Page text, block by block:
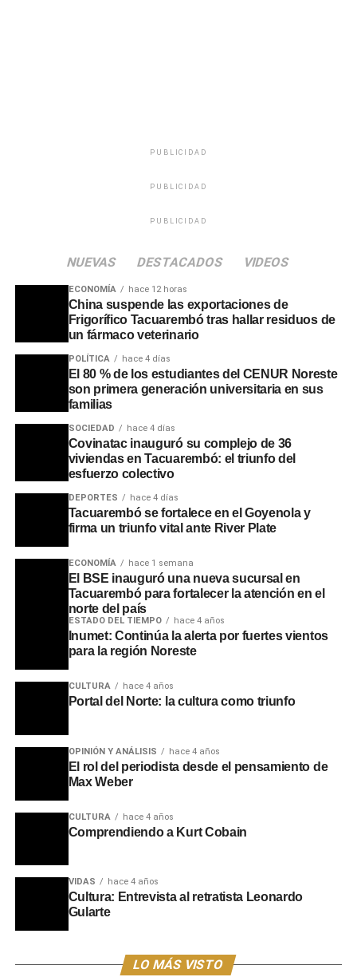
Asimismo, se recordaron las intervenciones que realizaba
en pleno apogeo de sus bailes multitudinarios, cuando
pausaba la música para brindar mensajes de
concientización a los jóvenes sobre la educación, la
prevención de adicciones y la importancia de no olvidar
los orígenes.
La ceremonia contó con la presencia de familiares del
además de excompañeros de trabajo y referentes de la
radiodifusión. Durante la sesión también se dieron a
conocer emotivos mensajes de adhesión enviados por
autoridades nacionales, exmandatarios y amigos
cercanos que no pudieron asistir, reafirmando el cariño y
la gratitud de una comunidad hacia la figura de un
hombre que dejó una marca indeleble con su inolvidable
mensaje:“Te quiero mucho y recordá que si vos querés,
PUBLICIDAD
PUBLICIDAD
PUBLICIDAD
NUEVAS DESTACADOS VIDEOS
ECONOMÍA hace 12 horas
China suspende las exportaciones de
Frigorífico Tacuarembó tras hallar residuos de
un fármaco veterinario
POLÍTICA hace 4 días
El 80 % de los estudiantes del CENUR Noreste
son primera generación universitaria en sus
familias
SOCIEDAD hace 4 días
Covinatac inauguró su complejo de 36
viviendas en Tacuarembó: el triunfo del
esfuerzo colectivo
DEPORTES hace 4 días
Tacuarembó se fortalece en el Goyenola y
firma un triunfo vital ante River Plate
ECONOMÍA hace 1 semana
El BSE inauguró una nueva sucursal en
Tacuarembó para fortalecer la atención en el
norte del país
ESTADO DEL TIEMPO hace 4 años
Inumet: Continúa la alerta por fuertes vientos
para la región Noreste
CULTURA hace 4 años
Portal del Norte: la cultura como triunfo
OPINIÓN Y ANÁLISIS hace 4 años
El rol del periodista desde el pensamiento de
Max Weber
CULTURA hace 4 años
Comprendiendo a Kurt Cobain
VIDAS hace 4 años
Cultura: Entrevista al retratista Leonardo
Gularte
LO MÁS VISTO